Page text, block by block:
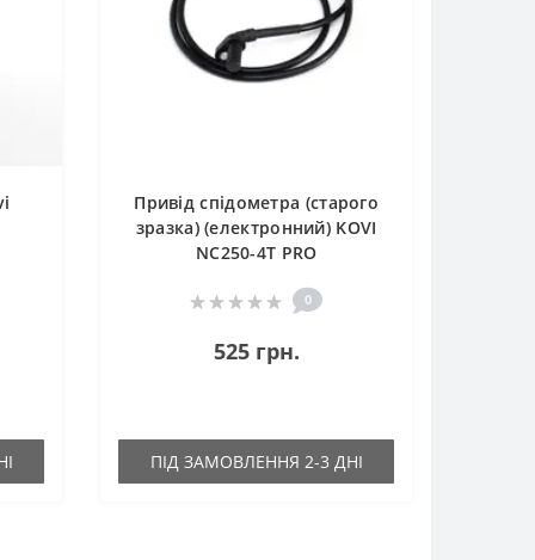
Привід спідометра (старого
зразка) (електронний) KOVI
NC250-4Т PRO
0
525 грн.
ПІД ЗАМОВЛЕННЯ 2-3 ДНІ